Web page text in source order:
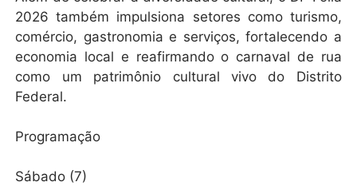
2026 também impulsiona setores como turismo,
comércio, gastronomia e serviços, fortalecendo a
economia local e reafirmando o carnaval de rua
como um patrimônio cultural vivo do Distrito
Federal.
Programação
Sábado (7)